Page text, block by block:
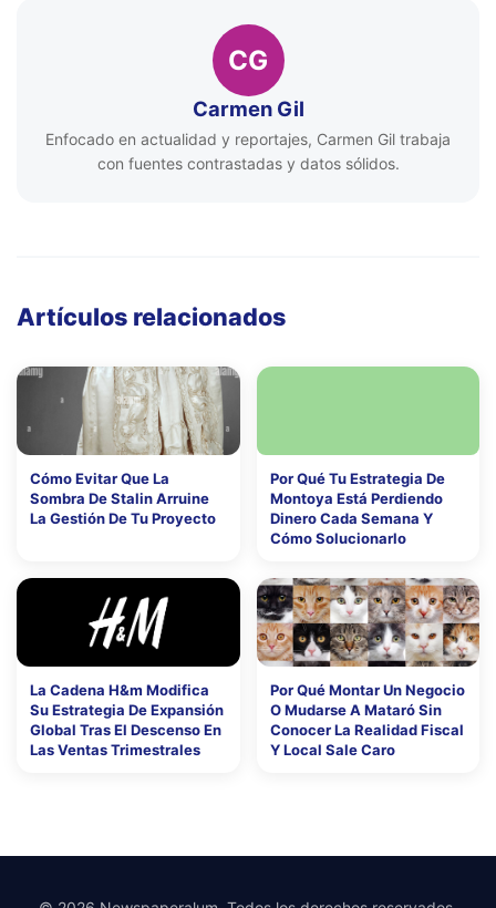
CG
Carmen Gil
Enfocado en actualidad y reportajes, Carmen Gil trabaja
con fuentes contrastadas y datos sólidos.
Artículos relacionados
Cómo Evitar Que La
Sombra De Stalin Arruine
La Gestión De Tu Proyecto
Por Qué Tu Estrategia De
Montoya Está Perdiendo
Dinero Cada Semana Y
Cómo Solucionarlo
La Cadena H&m Modifica
Su Estrategia De Expansión
Global Tras El Descenso En
Las Ventas Trimestrales
Por Qué Montar Un Negocio
O Mudarse A Mataró Sin
Conocer La Realidad Fiscal
Y Local Sale Caro